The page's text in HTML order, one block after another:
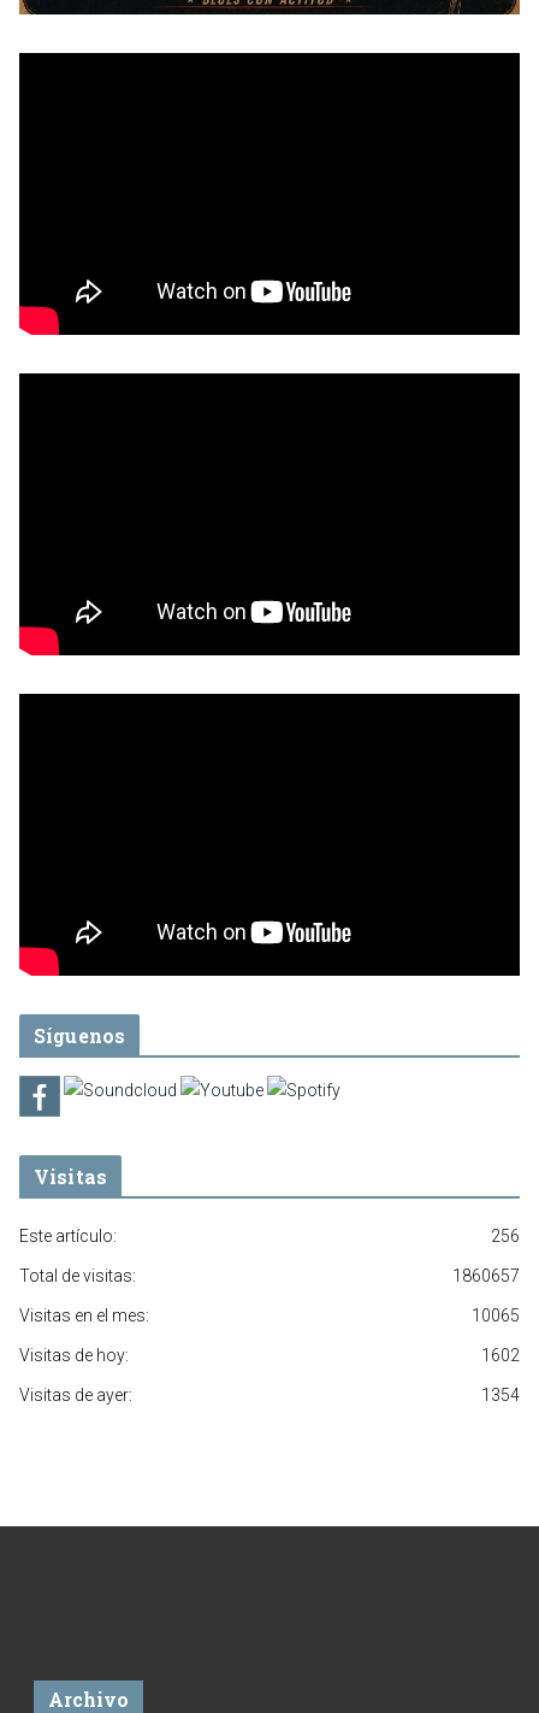
Síguenos
Visitas
256
Este artículo:
1860657
Total de visitas:
10065
Visitas en el mes:
1602
Visitas de hoy:
1354
Visitas de ayer:
Archivo